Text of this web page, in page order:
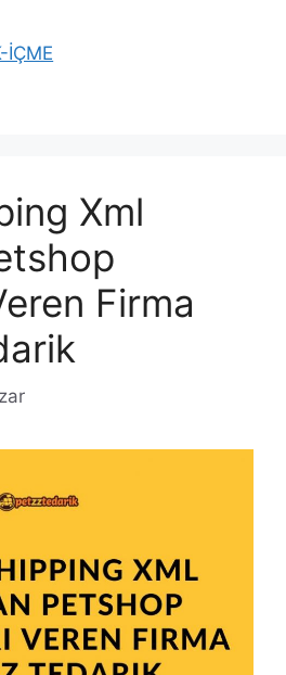
İÇME
Xml
Firma